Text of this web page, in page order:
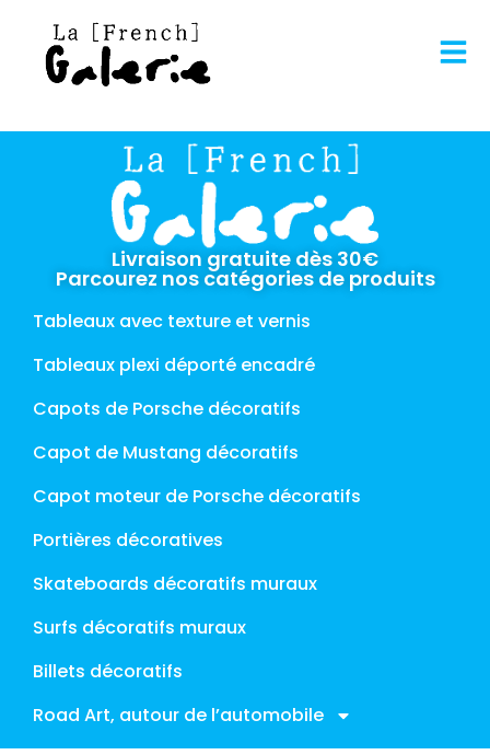
Livraison gratuite dès 30€
Parcourez nos catégories de produits
Tableaux avec texture et vernis
Tableaux plexi déporté encadré
Capots de Porsche décoratifs
Capot de Mustang décoratifs
Capot moteur de Porsche décoratifs
Portières décoratives
Skateboards décoratifs muraux
Surfs décoratifs muraux
Billets décoratifs
Road Art, autour de l’automobile